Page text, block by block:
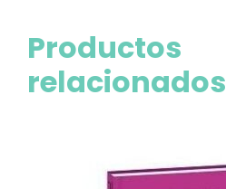
Productos
relacionados